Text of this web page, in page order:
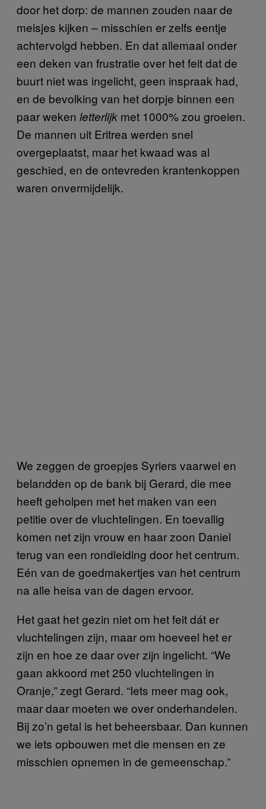
door het dorp: de mannen zouden naar de
meisjes kijken – misschien er zelfs eentje
achtervolgd hebben. En dat allemaal onder
een deken van frustratie over het feit dat de
buurt niet was ingelicht, geen inspraak had,
en de bevolking van het dorpje binnen een
paar weken letterlijk met 1000% zou groeien.
De mannen uit Eritrea werden snel
overgeplaatst, maar het kwaad was al
geschied, en de ontevreden krantenkoppen
waren onvermijdelijk.
We zeggen de groepjes Syriers vaarwel en
belandden op de bank bij Gerard, die mee
heeft geholpen met het maken van een
petitie over de vluchtelingen. En toevallig
komen net zijn vrouw en haar zoon Daniel
terug van een rondleiding door het centrum.
Eén van de goedmakertjes van het centrum
na alle heisa van de dagen ervoor.
Het gaat het gezin niet om het feit dát er
vluchtelingen zijn, maar om hoeveel het er
zijn en hoe ze daar over zijn ingelicht. “We
gaan akkoord met 250 vluchtelingen in
Oranje,” zegt Gerard. “Iets meer mag ook,
maar daar moeten we over onderhandelen.
Bij zo’n getal is het beheersbaar. Dan kunnen
we iets opbouwen met die mensen en ze
misschien opnemen in de gemeenschap.”